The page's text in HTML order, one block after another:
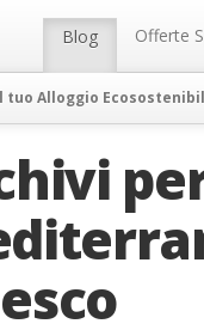
Blog Offerte
tuo Alloggio